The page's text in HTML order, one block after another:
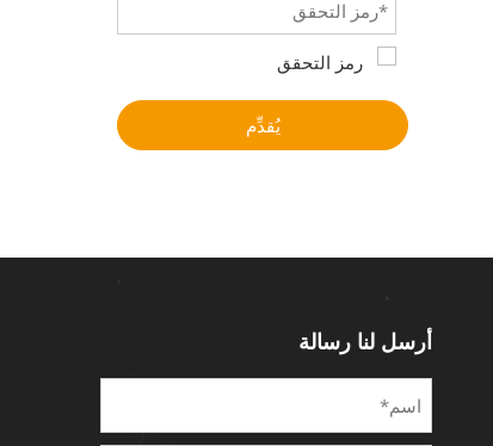
يُقدِّم
أرسل لنا رسالة